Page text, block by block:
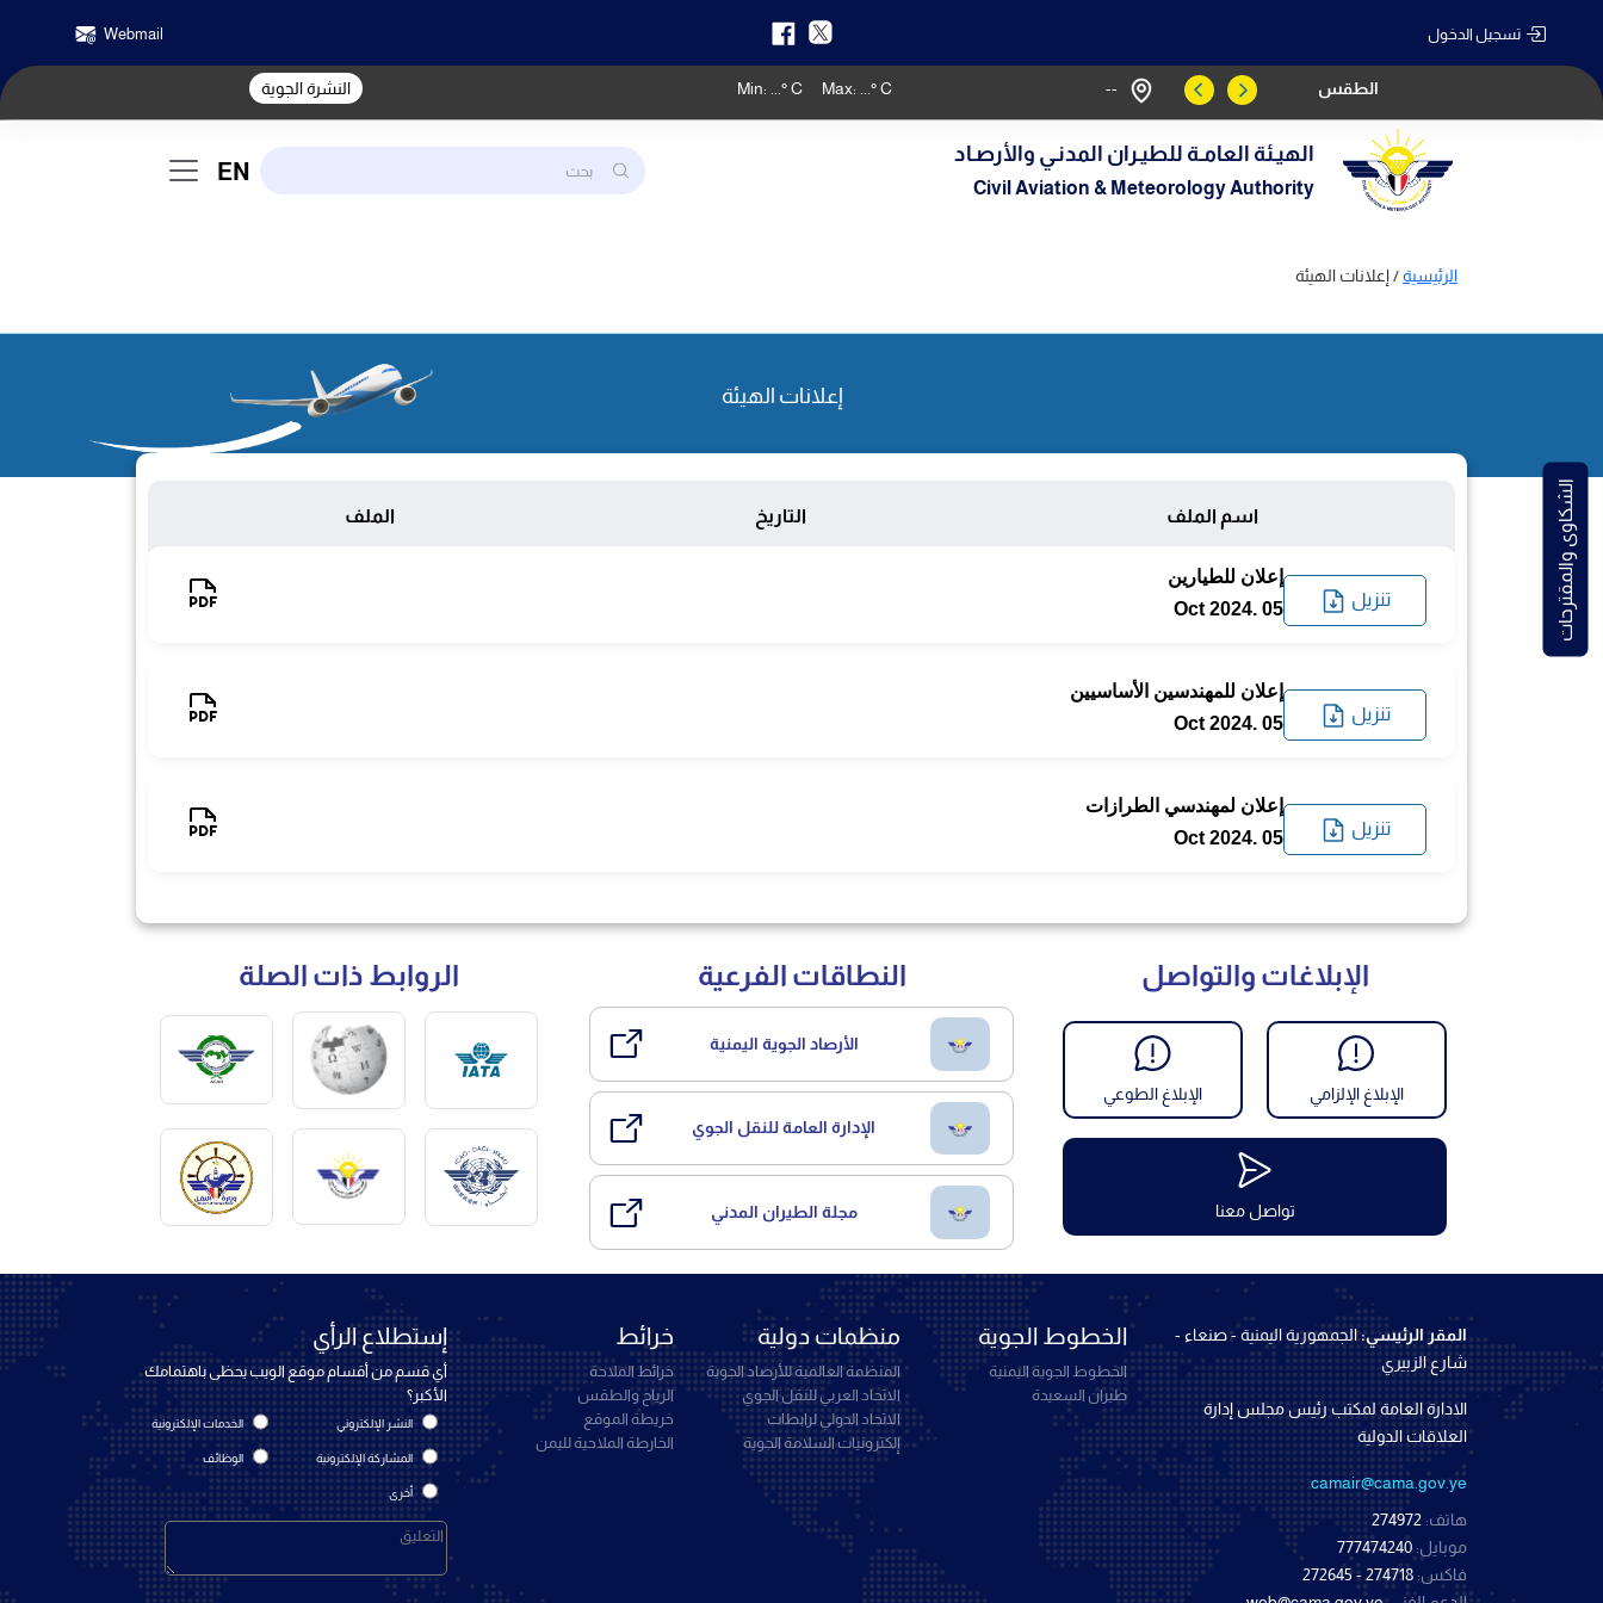
تسجيل الدخول Webmail
الطقس --
Max: ° C
Min: ° C النشرة الجوية
الهيـئة العامـة للطيـران المدنـي والأرصـاد
Civil Aviation & Meteorology Authority
EN
الشكاوى والمقترحات
الرئيسية/ إعلانات الهيئة
إعلانات الهيئة
اسم الملف التاريخ الملف
تنزيل
إعلان للطيارين
05 .Oct 2024
تنزيل
إعلان للمهندسين الأساسيين
05 .Oct 2024
تنزيل
إعلان لمهندسي الطرازات
05 .Oct 2024
الإبلاغات والتواصل
الإبلاغ الإلزامي الإبلاغ الطوعي
تواصل معنا
النطاقات الفرعية
الأرصاد الجوية اليمنية
الإدارة العامة للنقل الجوي
مجلة الطيران المدني
الروابط ذات الصلة
المقر الرئيسي:الجمهورية اليمنية - صنعاء -
شارع الزبيري
الادارة العامة لمكتب رئيس مجلس إدارة
العلاقات الدولية
camair@cama.gov.ye
هاتف: 274972
موبايل: 777474240
فاكس: 274718 - 272645
الخطوط الجوية
الخطوط الجوية اليمنية
طيران السعيدة
منظمات دولية
المنظمة العالمية للأرصاد الجوية
الاتحاد العربي للنقل الجوي
الاتحاد الدولي لرابطات
إلكترونيات السلامة الجوية
خرائط
خرائط الملاحة
الرياح والطقس
خريطة الموقع
الخارطة الملاحية لليمن
إستطلاع الرأي
أي قسم من أقسام موقع الويب يحظى باهتمامك
الأكبر؟
النشر الإلكتروني الخدمات الإلكترونية
المشاركة الإلكترونية الوظائف
أخرى